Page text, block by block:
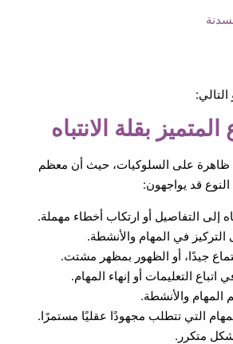
بقلة الانتباه
ظاهرة على السلوكيات، حيث أن معظم
النوع قد يواجهون:
إلى التفاصيل أو ارتكاب أخطاء مهملة.
في المهام والأنشطة.
جيدًا، أو الظهور بمظهر مشتت.
التعليمات أو إنهاء المهام.
والأنشطة.
التي تتطلب مجهودًا عقليًا مستمرًا.
متكرر.